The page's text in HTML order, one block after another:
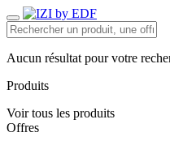
Aucun résultat pour votre
Produits
Voir tous les produits
Offres